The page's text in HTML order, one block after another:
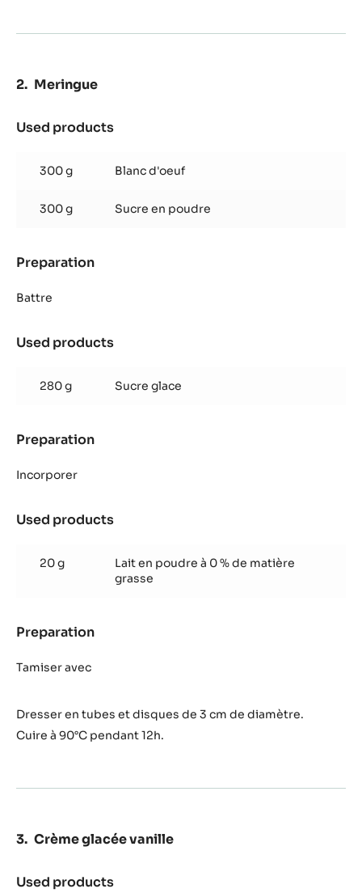
Meringue
Used products
300 g Blanc d'oeuf
300 g Sucre en poudre
Preparation
Battre
Used products
280 g Sucre glace
Preparation
Incorporer
Used products
20 g
Lait en poudre à 0 % de matière
grasse
Preparation
Tamiser avec
Dresser en tubes et disques de 3 cm de diamètre.
Cuire à 90°C pendant 12h.
Crème glacée vanille
Used products